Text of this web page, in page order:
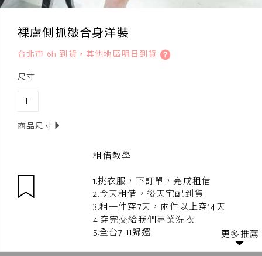
裸膚側抓皺合身洋裝
台北市 6h 到貨，其他地區明日到貨
尺寸
F
商品尺寸
租借教學
1.挑衣服，下訂單，完成租借
2.今天租借，後天宅配到貨
3.租一件穿7天，兩件以上穿14天
4.穿完交給我們專業洗衣
5.全台7-11歸還
更多推薦